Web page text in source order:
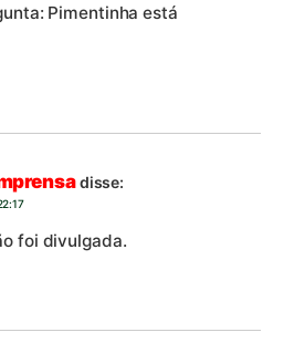
Pimentinha está
disse:
foi divulgada.